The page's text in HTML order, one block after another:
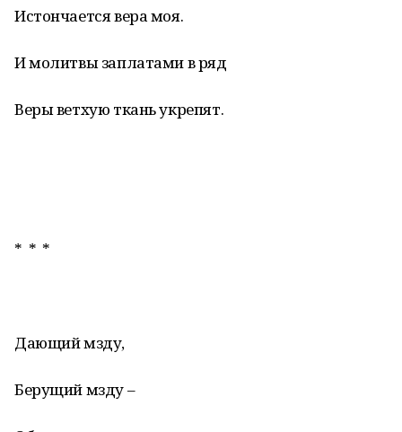
Истончается вера моя.
И молитвы заплатами в ряд
Веры ветхую ткань укрепят.
* * *
Дающий мзду,
Берущий мзду –